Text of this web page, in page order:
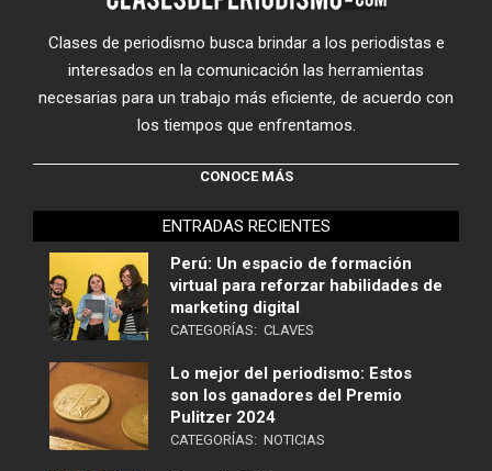
Clases de periodismo busca brindar a los periodistas e
interesados en la comunicación las herramientas
necesarias para un trabajo más eficiente, de acuerdo con
los tiempos que enfrentamos.
CONOCE MÁS
ENTRADAS RECIENTES
Perú: Un espacio de formación
virtual para reforzar habilidades de
marketing digital
CATEGORÍAS: CLAVES
Lo mejor del periodismo: Estos
son los ganadores del Premio
Pulitzer 2024
CATEGORÍAS: NOTICIAS